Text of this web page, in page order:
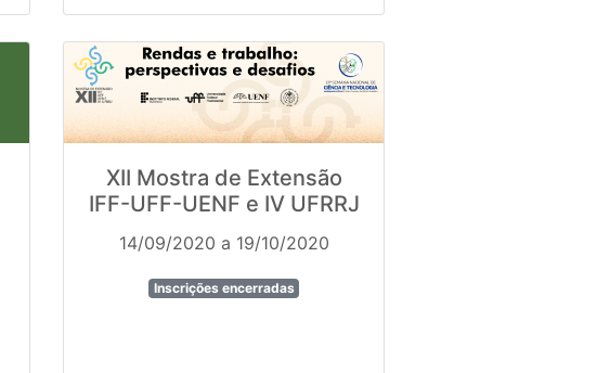
XII Mostra de Extensão
IFF-UFF-UENF e IV UFRRJ
14/09/2020 a 19/10/2020
Inscrições encerradas